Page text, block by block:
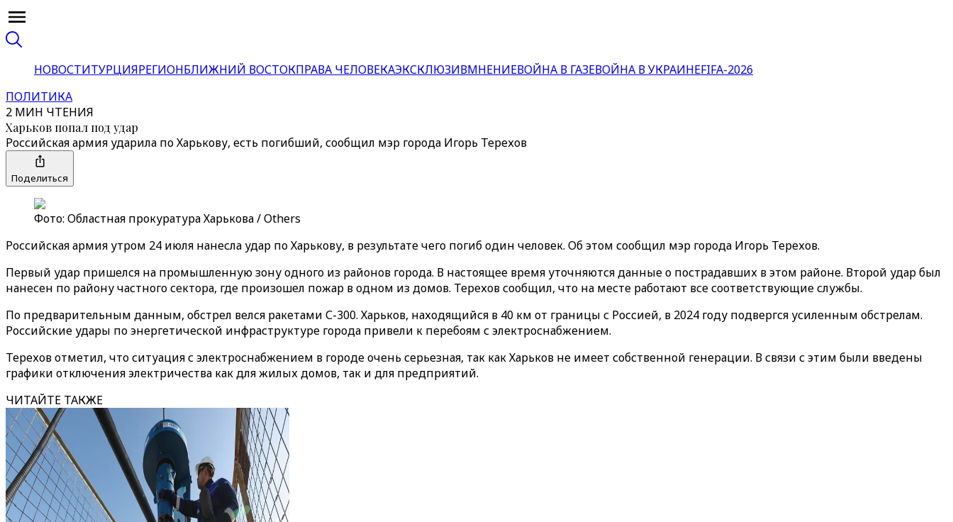
НОВОСТИТУРЦИЯРЕГИОНБЛИЖНИЙ ВОСТОКПРАВА ЧЕЛОВЕКАЭКСКЛЮЗИВМНЕНИЕВОЙНА В ГАЗЕВОЙНА В УКРАИНЕFIFA-2026
ПОЛИТИКА
2 МИН ЧТЕНИЯ
Харьков попал под удар
Российская армия ударила по Харькову, есть погибший, сообщил мэр города Игорь Терехов
Поделиться
Фото: Областная прокуратура Харькова / Others
Российская армия утром 24 июля нанесла удар по Харькову, в результате чего погиб один человек. Об этом сообщил мэр города Игорь Терехов.
Первый удар пришелся на промышленную зону одного из районов города. В настоящее время уточняются данные о пострадавших в этом районе. Второй удар был
нанесен по району частного сектора, где произошел пожар в одном из домов. Терехов сообщил, что на месте работают все соответствующие службы.
По предварительным данным, обстрел велся ракетами С-300. Харьков, находящийся в 40 км от границы с Россией, в 2024 году подвергся усиленным обстрелам.
Российские удары по энергетической инфраструктуре города привели к перебоям с электроснабжением.
Терехов отметил, что ситуация с электроснабжением в городе очень серьезная, так как Харьков не имеет собственной генерации. В связи с этим были введены
графики отключения электричества как для жилых домов, так и для предприятий.
ЧИТАЙТЕ ТАКЖЕ